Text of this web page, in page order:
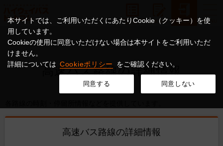
本サイトでは、ご利用いただくにあたりCookie（クッキー）を使
用しています。
Cookieの使用に同意いただけない場合は本サイトをご利用いただ
けません。
詳細については Cookieポリシー をご確認ください。
同意する 同意しない
高速バス路線の詳細情報
高速バス路線の詳細情報